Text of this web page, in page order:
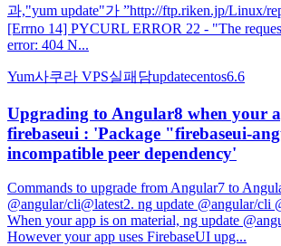
과,"yum update"가 ”http://ftp.riken.jp/Linux/
[Errno 14] PYCURL ERROR 22 - "The
error: 404 N...
Yum사쿠라 VPS실패담updatecentos6.6
Upgrading to Angular8 when your
firebaseui : 'Package "firebaseui-
incompatible peer dependency'
Commands to upgrade from Angular7 to
@angular/cli@latest2. ng update @angular/cli
When your app is on material, ng update
However your app uses FirebaseUI upg...